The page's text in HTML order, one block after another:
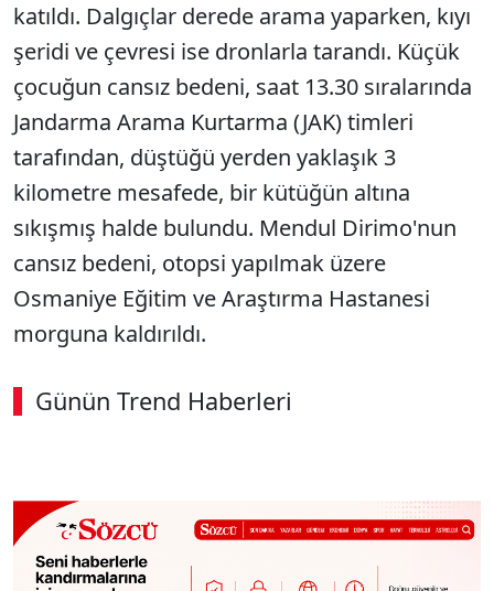
katıldı. Dalgıçlar derede arama yaparken, kıyı
şeridi ve çevresi ise dronlarla tarandı. Küçük
çocuğun cansız bedeni, saat 13.30 sıralarında
Jandarma Arama Kurtarma (JAK) timleri
tarafından, düştüğü yerden yaklaşık 3
kilometre mesafede, bir kütüğün altına
sıkışmış halde bulundu. Mendul Dirimo'nun
cansız bedeni, otopsi yapılmak üzere
Osmaniye Eğitim ve Araştırma Hastanesi
morguna kaldırıldı.
Günün Trend Haberleri